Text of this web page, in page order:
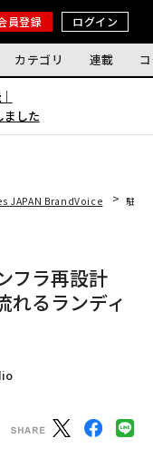
員登録 ログイン
カテゴリ 連載
ました
JAPAN BrandVoice 駐車
フラ再設計
るランディ